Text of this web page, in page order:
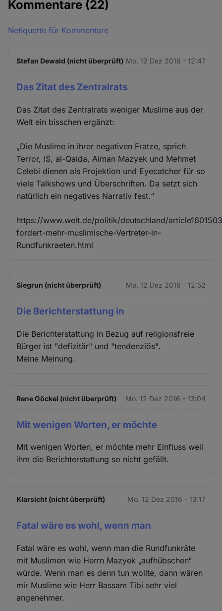
Kommentare (22)
Netiquette für Kommentare
Stefan Dewald (nicht überprüft) Mo. 12 Dez 2016 - 12:47
Das Zitat des Zentralrats
Das Zitat des Zentralrats weniger Muslime aus der
Welt ein bisschen ergänzt:
„Die Muslime in ihrer negativen Fratze, sprich
Terror, IS, al-Qaida, Aiman Mazyek und Mehmet
Celebi dienen als Projektion und Eyecatcher für so
viele Talkshows und Überschriften. Da setzt sich
natürlich ein negatives Narrativ fest.“
https://www.welt.de/politik/deutschland/
fordert-mehr-muslimische-Vertreter-in-
Rundfunkraeten.html
Siegrun (nicht überprüft) Mo. 12 Dez 2016 - 12:52
Die Berichterstattung in
Die Berichterstattung in Bezug auf religionsfreie
Bürger ist "defizitär" und "tendenziös".
Meine Meinung.
Rene Göckel (nicht überprüft) Mo. 12 Dez 2016 - 13:04
Mit wenigen Worten, er möchte
Mit wenigen Worten, er möchte mehr Einfluss weil
ihm die Berichterstattung so nicht gefällt.
Klarsicht (nicht überprüft) Mo. 12 Dez 2016 - 13:17
Fatal wäre es wohl, wenn man
Fatal wäre es wohl, wenn man die Rundfunkräte
mit Muslimen wie Herrn Mazyek „aufhübschen“
würde. Wenn man es denn tun wollte, dann wären
mir Muslime wie Herr Bassam Tibi sehr viel
angenehmer.